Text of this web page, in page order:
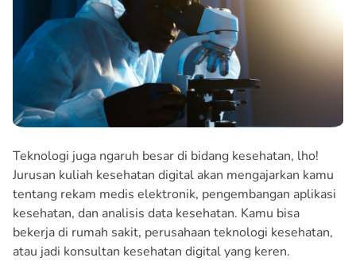
Teknologi juga ngaruh besar di bidang kesehatan, lho!
Jurusan kuliah kesehatan digital akan mengajarkan kamu
tentang rekam medis elektronik, pengembangan aplikasi
kesehatan, dan analisis data kesehatan. Kamu bisa
bekerja di rumah sakit, perusahaan teknologi kesehatan,
atau jadi konsultan kesehatan digital yang keren.